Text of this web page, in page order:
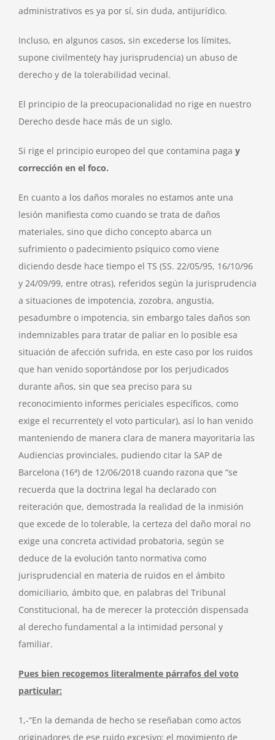
administrativos es ya por sí, sin duda, antijurídico.
Incluso, en algunos casos, sin excederse los límites,
supone civilmente(y hay jurisprudencia) un abuso de
derecho y de la tolerabilidad vecinal.
El principio de la preocupacionalidad no rige en nuestro
Derecho desde hace más de un siglo.
Si rige el principio europeo del que contamina paga y
corrección en el foco.
En cuanto a los daños morales no estamos ante una
lesión manifiesta como cuando se trata de daños
materiales, sino que dicho concepto abarca un
sufrimiento o padecimiento psíquico como viene
diciendo desde hace tiempo el TS (SS. 22/05/95, 16/10/96
y 24/09/99, entre otras), referidos según la jurisprudencia
a situaciones de impotencia, zozobra, angustia,
pesadumbre o impotencia, sin embargo tales daños son
indemnizables para tratar de paliar en lo posible esa
situación de afección sufrida, en este caso por los ruidos
que han venido soportándose por los perjudicados
durante años, sin que sea preciso para su
reconocimiento informes periciales específicos, como
exige el recurrente(y el voto particular), así lo han venido
manteniendo de manera clara de manera mayoritaria las
Audiencias provinciales, pudiendo citar la SAP de
Barcelona (16ª) de 12/06/2018 cuando razona que “se
recuerda que la doctrina legal ha declarado con
reiteración que, demostrada la realidad de la inmisión
que excede de lo tolerable, la certeza del daño moral no
exige una concreta actividad probatoria, según se
deduce de la evolución tanto normativa como
jurisprudencial en materia de ruidos en el ámbito
domiciliario, ámbito que, en palabras del Tribunal
Constitucional, ha de merecer la protección dispensada
al derecho fundamental a la intimidad personal y
familiar.
Pues bien recogemos literalmente párrafos del voto
particular:
1,-“En la demanda de hecho se reseñaban como actos
originadores de ese ruido excesivo: el movimiento de